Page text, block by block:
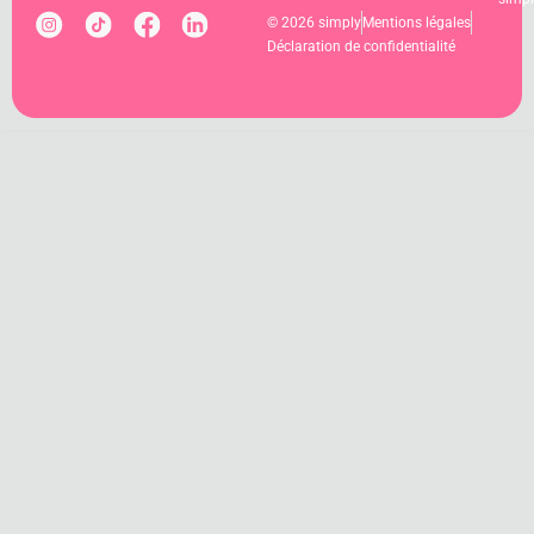
© 2026 simplyMentions légales
Déclaration de confidentialité